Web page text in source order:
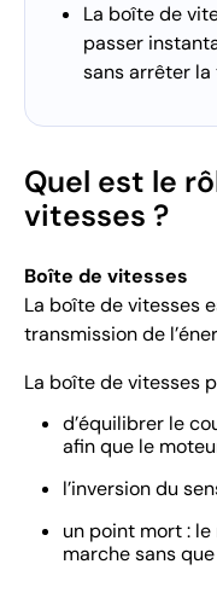
La boîte de
passer
sans arrêter
Quel est le
vitesses ?
Boîte de vitesses
La boîte de vitesses
transmission de
La boîte de vitesses
d’équilibrer le
afin que le
l’inversion du
un point mort :
marche sans